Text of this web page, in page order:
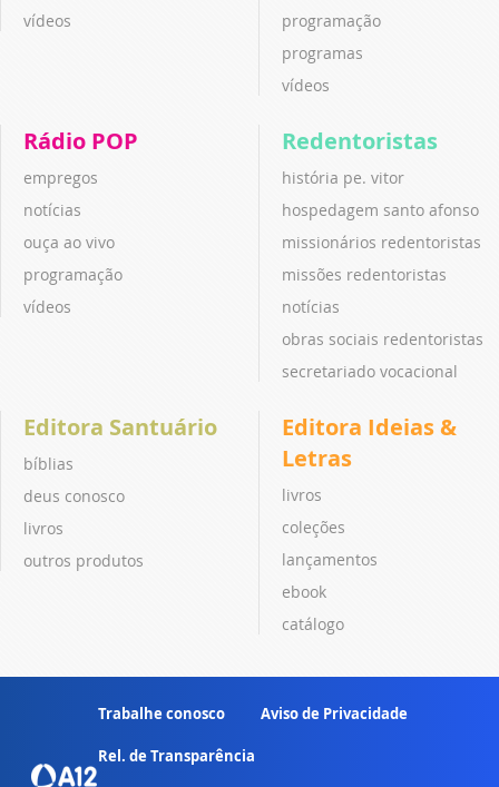
vídeos
programação
programas
vídeos
Rádio POP
empregos
notícias
ouça ao vivo
programação
vídeos
Redentoristas
história pe. vitor
hospedagem santo afonso
missionários redentoristas
missões redentoristas
notícias
obras sociais redentoristas
secretariado vocacional
Editora Santuário
bíblias
deus conosco
livros
outros produtos
Editora Ideias &
Letras
livros
coleções
lançamentos
ebook
catálogo
Trabalhe conosco Aviso de Privacidade
Rel. de Transparência